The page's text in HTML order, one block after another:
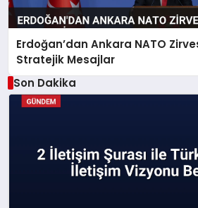
Erdoğan’dan Ankara NATO
Stratejik Mesajlar
Son Dakika